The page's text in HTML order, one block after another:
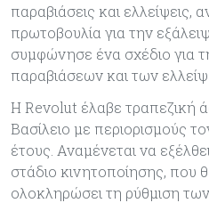
παραβιάσεις και ελλείψεις,
πρωτοβουλία για την
συμφώνησε ένα σχέδιο για
παραβιάσεων και των
Η Revolut έλαβε τραπεζική
Βασίλειο με περιορισμούς
έτους. Αναμένεται να
στάδιο κινητοποίησης, που
ολοκληρώσει τη ρύθμιση